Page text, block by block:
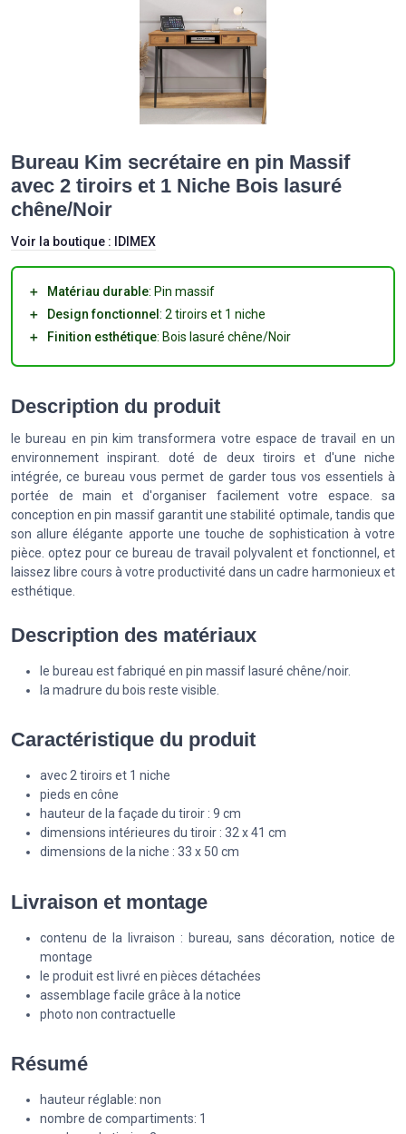
Bureau Kim secrétaire en pin Massif
avec 2 tiroirs et 1 Niche Bois lasuré
chêne/Noir
Voir la boutique : IDIMEX
＋ Matériau durable: Pin massif
＋
Design fonctionnel : 2 tiroirs et 1 niche
＋
Finition esthétique: Bois lasuré chêne/Noir
Description du produit
le bureau en pin kim transformera votre espace de travail en un
environnement inspirant. doté de deux tiroirs et d'une niche
intégrée, ce bureau vous permet de garder tous vos essentiels à
portée de main et d'organiser facilement votre espace. sa
conception en pin massif garantit une stabilité optimale, tandis que
son allure élégante apporte une touche de sophistication à votre
pièce. optez pour ce bureau de travail polyvalent et fonctionnel, et
laissez libre cours à votre productivité dans un cadre harmonieux et
esthétique.
Description des matériaux
le bureau est fabriqué en pin massif lasuré chêne/noir.
la madrure du bois reste visible.
Caractéristique du produit
avec 2 tiroirs et 1 niche
pieds en cône
hauteur de la façade du tiroir : 9 cm
dimensions intérieures du tiroir : 32 x 41 cm
dimensions de la niche : 33 x 50 cm
Livraison et montage
contenu de la livraison : bureau, sans décoration, notice de
montage
le produit est livré en pièces détachées
assemblage facile grâce à la notice
photo non contractuelle
Résumé
hauteur réglable: non
nombre de compartiments: 1